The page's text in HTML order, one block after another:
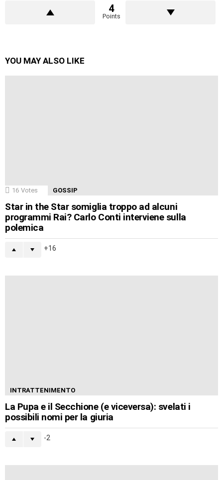
4
Points
YOU MAY ALSO LIKE
16 Votes GOSSIP
Star in the Star somiglia troppo ad alcuni
programmi Rai? Carlo Conti interviene sulla
polemica
16
INTRATTENIMENTO
La Pupa e il Secchione (e viceversa): svelati i
possibili nomi per la giuria
-2